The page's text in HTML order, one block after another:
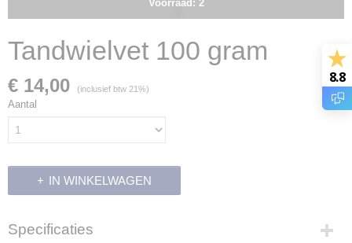
Voorraad: 2
Tandwielvet 100 gram
€ 14,00 (inclusief btw 21%)
Aantal
IN WINKELWAGEN
Specificaties
8.8